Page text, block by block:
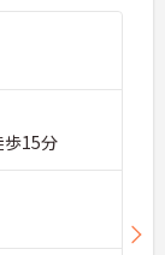
歩15分